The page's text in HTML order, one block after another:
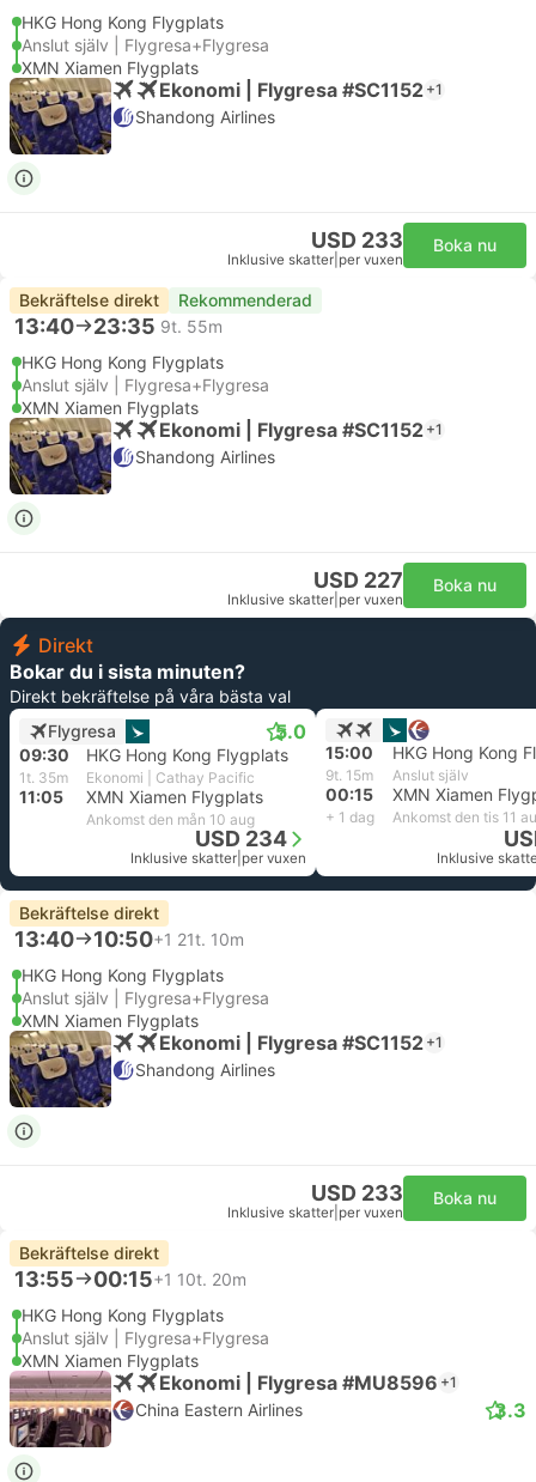
HKG Hong Kong Flygplats
Anslut själv | Flygresa+Flygresa
XMN Xiamen Flygplats
Ekonomi | Flygresa #SC1152 +1
Shandong Airlines
USD 233
Inklusive skatter per vuxen
Boka nu
Bekräftelse direkt Rekommenderad
13:40 23:35 9t. 55m
HKG Hong Kong Flygplats
Anslut själv | Flygresa+Flygresa
XMN Xiamen Flygplats
Ekonomi | Flygresa #SC1152 +1
Shandong Airlines
USD 227
Inklusive skatter per vuxen
Boka nu
Direkt
Bokar du i sista minuten?
Direkt bekräftelse på våra bästa val
Flygresa
5.0
09:30 HKG Hong Kong Flygplats
1t. 35m Ekonomi | Cathay Pacific
11:05 XMN Xiamen Flygplats
Ankomst den mån 10 aug
USD 234
Inklusive skatter per vuxen
15:00 HKG Hong Kong
9t. 15m Anslut själv
00:15 XMN Xiamen
+ 1 dag Ankomst den tis 11
Inklusive
Bekräftelse direkt
13:40 10:50+1 21t. 10m
HKG Hong Kong Flygplats
Anslut själv | Flygresa+Flygresa
XMN Xiamen Flygplats
Ekonomi | Flygresa #SC1152 +1
Shandong Airlines
USD 233
Inklusive skatter per vuxen
Boka nu
Bekräftelse direkt
13:55 00:15+1 10t. 20m
HKG Hong Kong Flygplats
Anslut själv | Flygresa+Flygresa
XMN Xiamen Flygplats
Ekonomi | Flygresa #MU8596 +1
China Eastern Airlines 3.3